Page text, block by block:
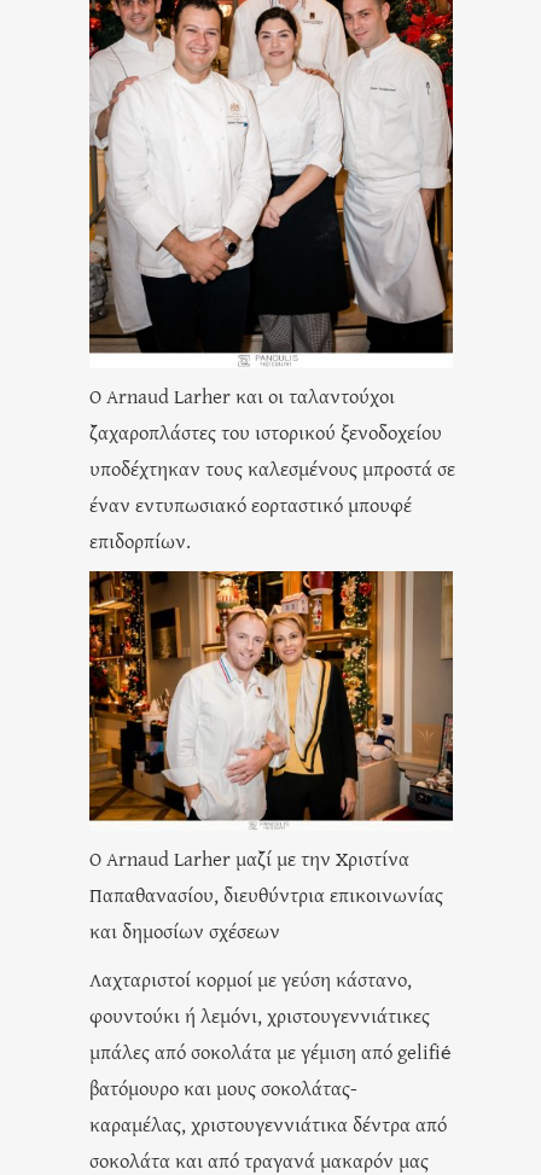
Ο Arnaud Larher και οι ταλαντούχοι
ζαχαροπλάστες του ιστορικού ξενοδοχείου
υποδέχτηκαν τους καλεσμένους μπροστά σε
έναν εντυπωσιακό εορταστικό μπουφέ
επιδορπίων.
O Arnaud Larher μαζί με την Χριστίνα
Παπαθανασίου, διευθύντρια επικοινωνίας
και δημοσίων σχέσεων
Λαχταριστοί κορμοί με γεύση κάστανο,
φουντούκι ή λεμόνι, χριστουγεννιάτικες
μπάλες από σοκολάτα με γέμιση από gelifié
βατόμουρο και μους σοκολάτας-
καραμέλας, χριστουγεννιάτικα δέντρα από
σοκολάτα και από τραγανά μακαρόν μας